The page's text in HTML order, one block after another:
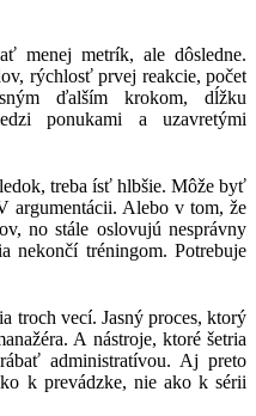
menej metrík, ale dôsledne.
rýchlosť prvej reakcie, počet
ďalším krokom, dĺžku
ponukami a uzavretými
treba ísť hlbšie. Môže byť
argumentácii. Alebo v tom, že
no stále oslovujú nesprávny
nekončí tréningom. Potrebuje
troch vecí. Jasný proces, ktorý
A nástroje, ktoré šetria
administratívou. Aj preto
k prevádzke, nie ako k sérii